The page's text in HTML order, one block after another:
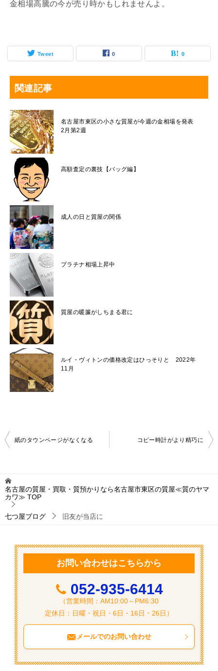
金相場高騰の今が売り時かもしれませんよ。
Tweet 0 0
関連記事
名古屋市東区の小さな質屋が今週の金相場を発表
2月第2週
高額査定の裏技【バッグ編】
成人の日と質屋の関係
プラチナ相場上昇中
質屋の暖簾がしちまる君に
ルイ・ヴィトンの価格改定はひっそりと 2022年
11月
投
ビ
ゲ
ー
紙のタウンページがなくなる コピー時計がより精巧に
名古屋の質屋・買取・質預かりなら名古屋市東区の質屋≪質のヤマ
カワ≫ TOP
七つ屋ブログ 旧友が当店に
お問い合わせはこちらから
052-935-6414
（営業時間：AM10:00～PM6:30
定休日：日曜・祝日・6日・16日・26日）
メールでのお問い合わせ